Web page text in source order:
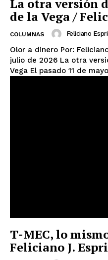
La otra versión
de la Vega /
COLUMNAS Feliciano
Olor a dinero Por: Feliciano J. Espriella Lunes 13 de
julio de 2026 La otra versión de Fernando Rojo de la
Vega El pasado 11 de
T-MEC, lo
Feliciano J.